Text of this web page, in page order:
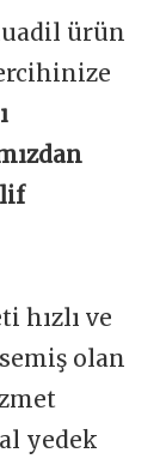
ürün
hızlı ve
olan
yedek